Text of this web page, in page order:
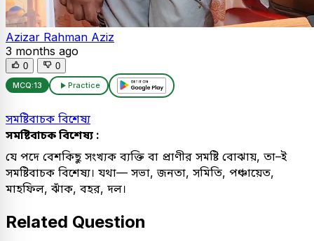
Azizar Rahman Aziz
3 months ago
0 0
MCQ:13 Practice
সমষ্টিবাচক বিশেষ্য
সমষ্টিবাচক বিশেষ্য :
যে পদে বেশকিছু সংখ্যক ব্যক্তি বা প্রাণীর সমষ্টি বোঝায়, তা–ই
সমষ্টিবাচক বিশেষ্য। যথা— সভা, জনতা, সমিতি, পঞ্চায়েত,
মাহফিল, ঝাঁক, বহর, দল।
Related Question